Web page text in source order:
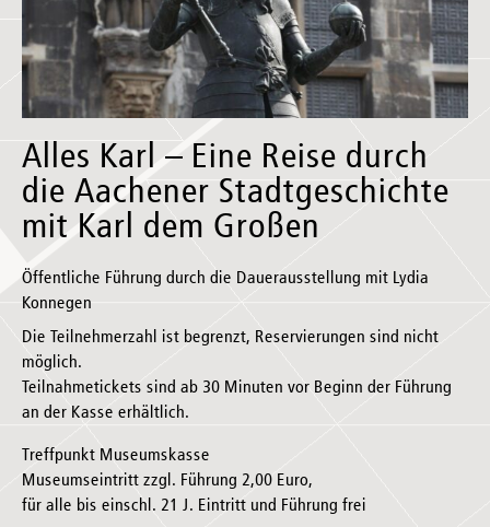
Alles Karl – Eine Reise durch
die Aachener Stadtgeschichte
mit Karl dem Großen
Öffentliche Führung durch die Dauerausstellung mit Lydia
Konnegen
Die Teilnehmerzahl ist begrenzt, Reservierungen sind nicht
möglich.
Teilnahmetickets sind ab 30 Minuten vor Beginn der Führung
an der Kasse erhältlich.
Treffpunkt Museumskasse
Museumseintritt zzgl. Führung 2,00 Euro,
für alle bis einschl. 21 J. Eintritt und Führung frei